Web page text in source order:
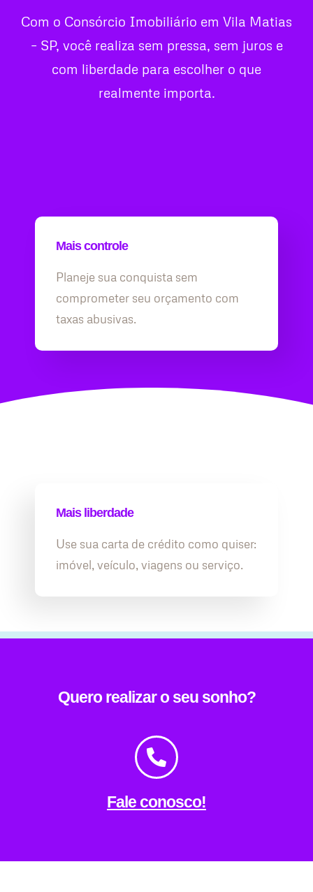
Com o Consórcio Imobiliário em Vila Matias
– SP, você realiza sem pressa, sem juros e
com liberdade para escolher o que
realmente importa.
Mais controle
Planeje sua conquista sem
comprometer seu orçamento com
taxas abusivas.
Mais liberdade
Use sua carta de crédito como quiser:
imóvel, veículo, viagens ou serviço.
Quero realizar o seu sonho?
Fale conosco!